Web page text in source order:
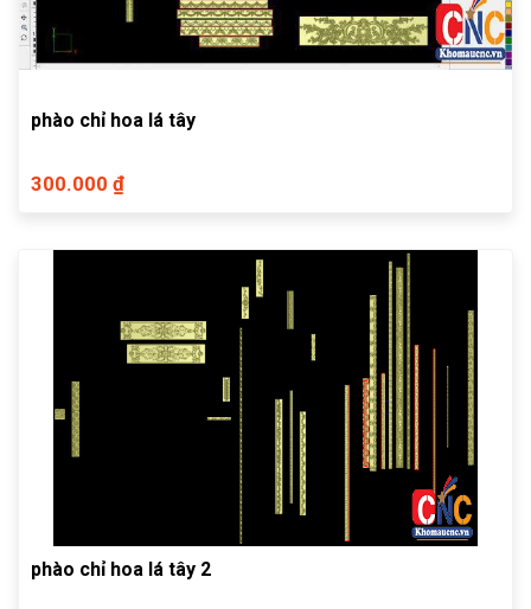
phào chỉ hoa lá tây
300.000 ₫
phào chỉ hoa lá tây 2